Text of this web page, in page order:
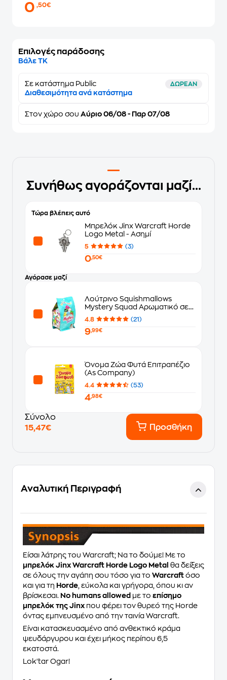
0,50€
Επιλογές παράδοσης
Βάλε ΤΚ
Σε κατάστημα Public ΔΩΡΕΑΝ
Διαθεσιμότητα ανά κατάστημα
Στον χώρο σου Αύριο 06/08 - Παρ 07/08
Συνήθως αγοράζονται μαζί...
Τώρα βλέπεις αυτό
Μπρελόκ Jinx Warcraft Horde
Logo Metal - Ασημί
5 (3)
0,50€
Αγόρασε μαζί
Λούτρινο Squishmallows
Mystery Squad Αρωματικό σε
Σακουλάκι Έκπληξη σε 6 Σχέδια
(13cm) - Τυχαία Επιλογή
Σχεδίου
4.8 (21)
9,99€
Όνομα Ζώα Φυτά Επιτραπέζιο
(As Company)
4.4 (53)
4,98€
Σύνολο
15,47€
Προσθήκη
Αναλυτική Περιγραφή
Είσαι λάτρης του Warcraft; Να το δούμε! Με το
μπρελόκ Jinx Warcraft Horde Logo Metal θα δείξεις
σε όλους την αγάπη σου τόσο για το Warcraft όσο
και για τη Horde , εύκολα και γρήγορα, όπου κι αν
βρίσκεσαι. No humans allowed με το επίσημο
μπρελόκ της Jinx που φέρει τον θυρεό της Horde
όντας εμπνευσμένο από την ταινία Warcraft.
Είναι κατασκευασμένο από ανθεκτικό κράμα
ψευδάργυρου και έχει μήκος περίπου 6,5
εκατοστά.
Lok'tar Ogar!